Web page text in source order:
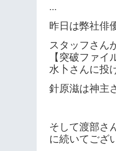
...
昨日は弊社俳
スタッフさん
【突破ファ
水卜さんに投
針原滋は神主
そして渡部さ
に続いてござ